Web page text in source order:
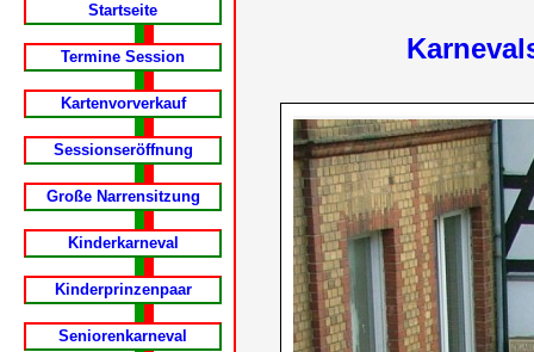
Startseite
Termine Session
Kartenvorverkauf
Sessionseröffnung
Große Narrensitzung
Kinderkarneval
Kinderprinzenpaar
Seniorenkarneval